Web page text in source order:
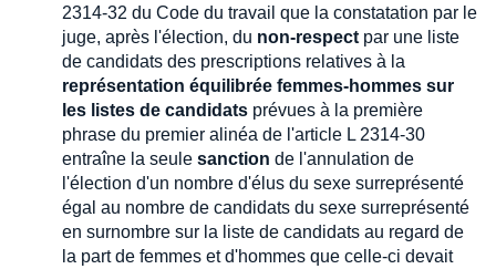
2314-32 du Code du travail que la constatation par le
juge, après l'élection, du non-respect par une liste
de candidats des prescriptions relatives à la
représentation équilibrée femmes-hommes sur
les listes de candidats prévues à la première
phrase du premier alinéa de l'article L 2314-30
entraîne la seule sanction de l'annulation de
l'élection d'un nombre d'élus du sexe surreprésenté
égal au nombre de candidats du sexe surreprésenté
en surnombre sur la liste de candidats au regard de
la part de femmes et d'hommes que celle-ci devait